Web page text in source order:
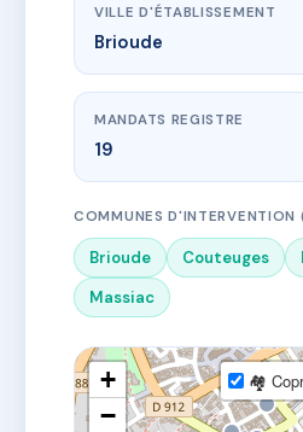
VILLE D'ÉTABLISSEMENT
Brioude
MANDATS REGISTRE
19
COMMUNES D'INTERVENTION
Brioude Couteuges
Massiac
+
−
🏘